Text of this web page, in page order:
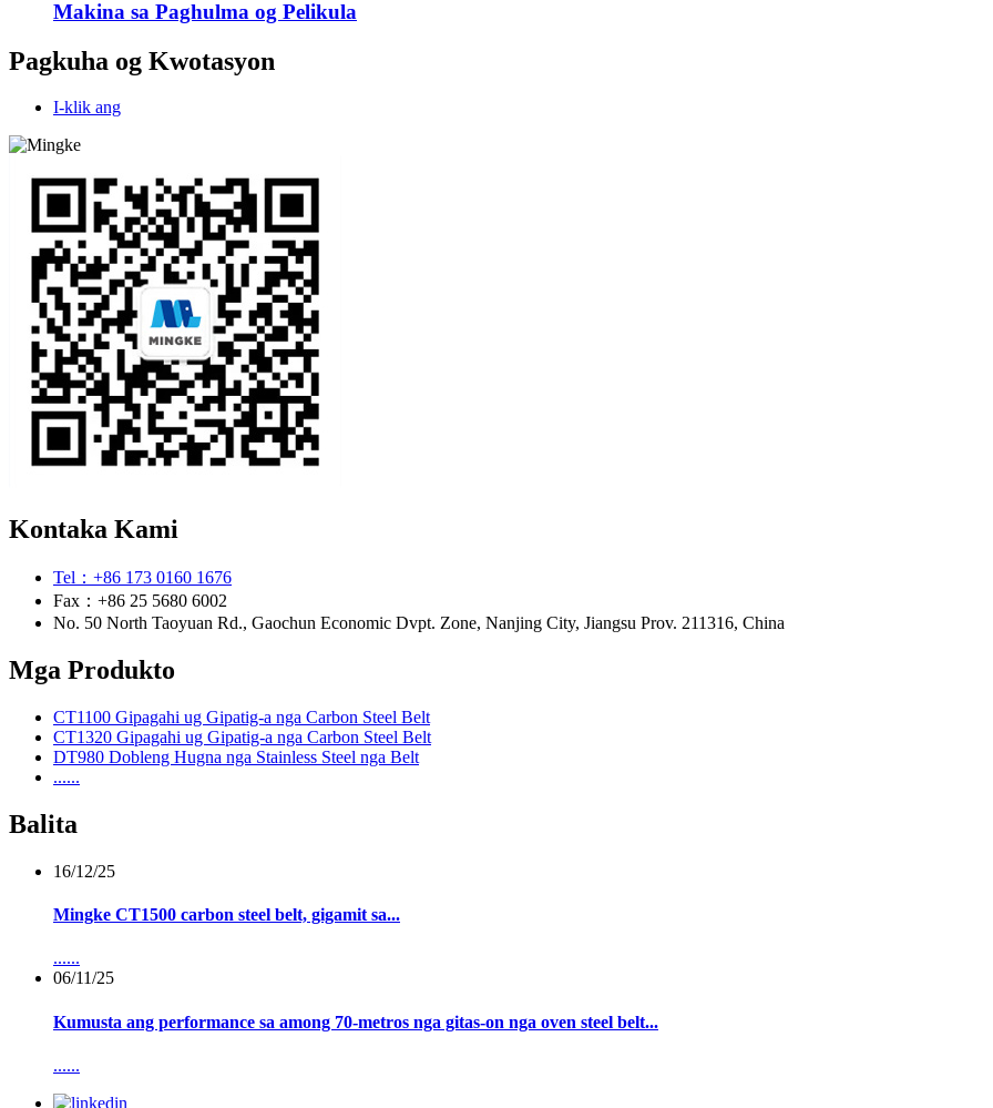
Makina sa Paghulma og Pelikula
Pagkuha og Kwotasyon
I-klik ang
Kontaka Kami
Tel：+86 173 0160 1676
Fax：+86 25 5680 6002
No. 50 North Taoyuan Rd., Gaochun Economic Dvpt. Zone, Nanjing City, Jiangsu Prov. 211316, China
Mga Produkto
CT1100 Gipagahi ug Gipatig-a nga Carbon Steel Belt
CT1320 Gipagahi ug Gipatig-a nga Carbon Steel Belt
DT980 Dobleng Hugna nga Stainless Steel nga Belt
......
Balita
16/12/25
Mingke CT1500 carbon steel belt, gigamit sa...
......
06/11/25
Kumusta ang performance sa among 70-metros nga gitas-on nga oven steel belt...
......